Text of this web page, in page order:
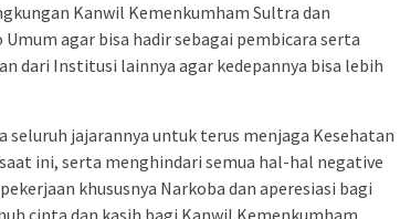
Kanwil Kemenkumham Sultra dan
agar bisa hadir sebagai pembicara serta
dari Institusi lainnya agar kedepannya bisa lebih
seluruh jajarannya untuk terus menjaga Kesehatan
ini, serta menghindari semua hal-hal negative
khususnya Narkoba dan aperesiasi bagi